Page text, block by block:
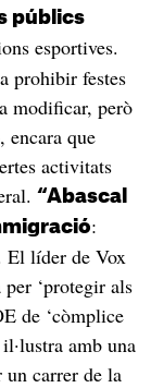
públics
esportives.
prohibir festes
modificar, però
que
activitats
“Abascal
:
líder de Vox
‘protegir als
de ‘còmplice
amb una
un carrer de la